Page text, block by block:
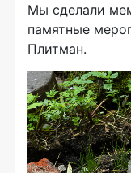
Мы сделали
памятные
Плитман.